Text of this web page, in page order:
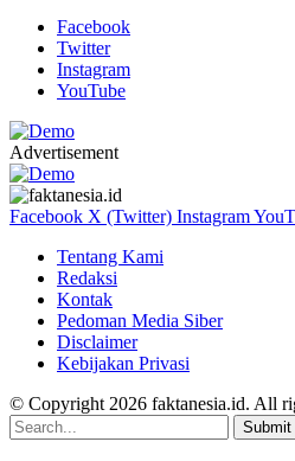
Facebook
Twitter
Instagram
YouTube
Advertisement
Facebook X (Twitter) Instagram
Tentang Kami
Redaksi
Kontak
Pedoman Media Siber
Disclaimer
Kebijakan Privasi
© Copyright 2026 faktanesia.id. All
Submit